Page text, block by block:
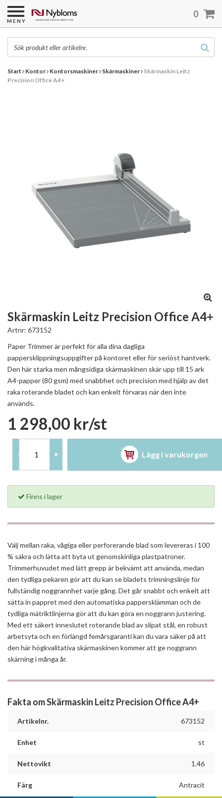
Start Kontor Kontorsmaskiner Skärmaskiner Skärmaskin Leitz
Precision Office A4+
Skärmaskin Leitz Precision Office A4+
Artnr: 673152
Paper Trimmer är perfekt för alla dina dagliga
pappersklippningsuppgifter på kontoret eller för seriöst hantverk.
Den här starka men mångsidiga skärmaskinen skär upp till 15 ark
A4-papper (80 gsm) med snabbhet och precision med hjälp av det
raka roterande bladet och kan enkelt förvaras när den inte
används.
1 298,00 kr/st
- + Lägg i varukorgen
Finns i lager
Välj mellan raka, vågiga eller perforerande blad som levereras i 100
% säkra och lätta att byta ut genomskinliga plastpatroner.
Trimmerhuvudet med lätt grepp är bekvämt att använda, medan
den tydliga pekaren gör att du kan se bladets trimningslinje för
fullständig noggrannhet varje gång. Det går snabbt och enkelt att
sätta in pappret med den automatiska pappersklämman och de
tydliga mätriktlinjerna gör att du kan göra en noggrann justering.
Med ett säkert inneslutet roterande blad av slipat stål, en robust
arbetsyta och en förlängd femårsgaranti kan du vara säker på att
den här högkvalitativa skärmaskinen kommer att ge noggrann
skärning i många år.
Fakta om Skärmaskin Leitz Precision Office A4+
Artikelnr. 673152
Enhet st
Nettovikt 1.46
Färg Antracit
MENY
0